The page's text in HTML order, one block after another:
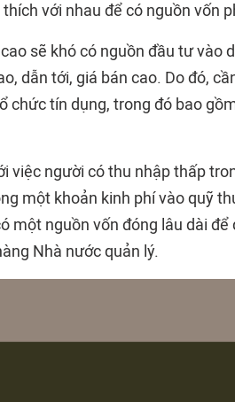
với nhau để có nguồn vốn
sẽ khó có nguồn đầu tư vào
dẫn tới, giá bán cao. Do đó,
chức tín dụng, trong đó bao
việc người có thu nhập thấp
một khoản kinh phí vào quỹ
một nguồn vốn đóng lâu dài
Nhà nước quản lý.